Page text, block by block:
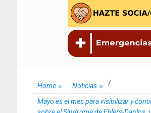
Home » Noticias » /
Mayo es el mes para visibilizar y